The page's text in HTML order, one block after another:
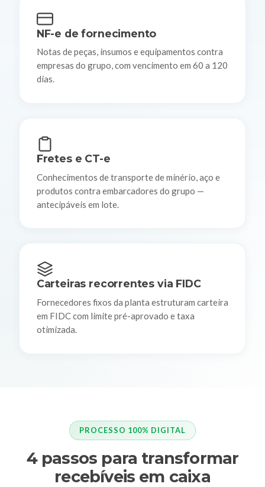
NF-e de fornecimento
Notas de peças, insumos e equipamentos contra
empresas do grupo, com vencimento em 60 a 120
dias.
Fretes e CT-e
Conhecimentos de transporte de minério, aço e
produtos contra embarcadores do grupo —
antecipáveis em lote.
Carteiras recorrentes via FIDC
Fornecedores fixos da planta estruturam carteira
em FIDC com limite pré-aprovado e taxa
otimizada.
PROCESSO 100% DIGITAL
4 passos para transformar
recebíveis em caixa